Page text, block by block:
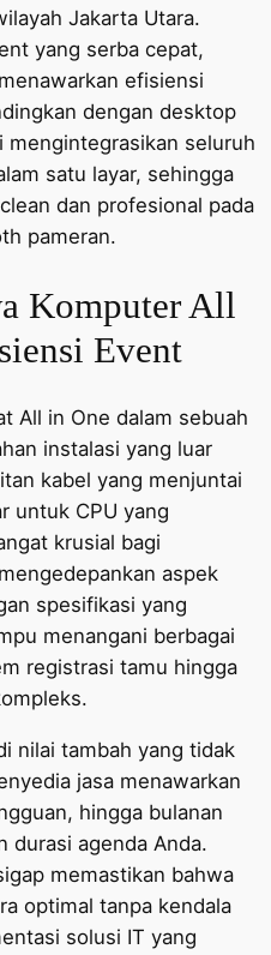
Jakarta Utara.
yang serba cepat,
efisiensi
dengan desktop
mengintegrasikan seluruh
satu layar, sehingga
dan profesional pada
pameran.
Komputer All
Event
All in One dalam sebuah
instalasi yang luar
kabel yang menjuntai
untuk CPU yang
krusial bagi
aspek
spesifikasi yang
menangani berbagai
registrasi tamu hingga
nilai tambah yang tidak
jasa menawarkan
hingga bulanan
durasi agenda Anda.
memastikan bahwa
optimal tanpa kendala
solusi IT yang